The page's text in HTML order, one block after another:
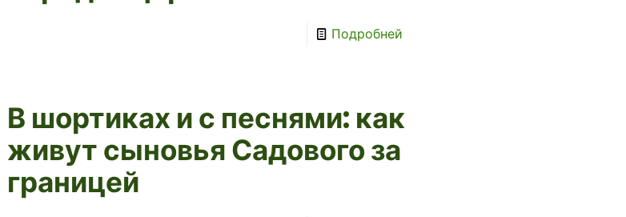
Подробней
В шортиках и с песнями: как
живут сыновья Садового за
границей